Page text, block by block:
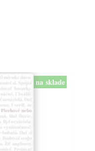
na sklade